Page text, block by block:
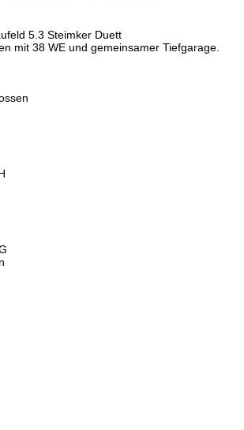
5.3 Steimker Duett
mit 38 WE und gemeinsamer Tiefgarage.